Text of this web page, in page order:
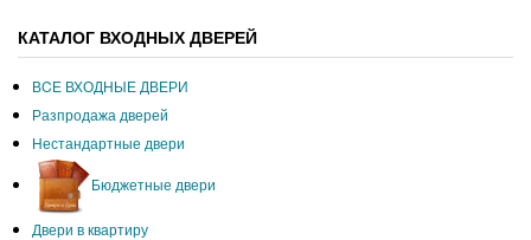
КАТАЛОГ ВХОДНЫХ ДВЕРЕЙ
ВCЕ ВХОДНЫЕ ДВЕРИ
Разпродажа дверей
Нестандартные двери
Бюджетные двери
Двери в квартиру